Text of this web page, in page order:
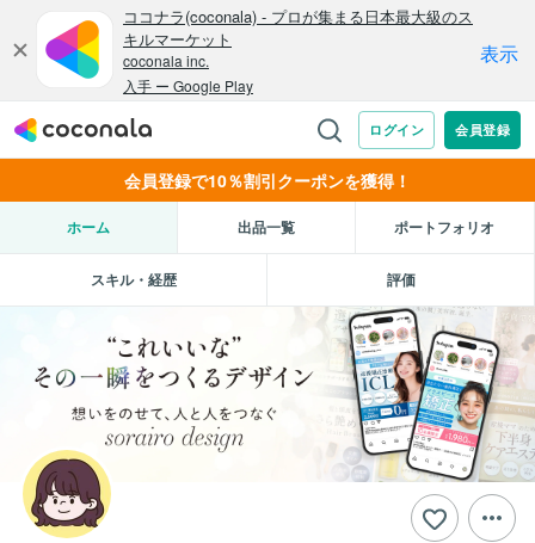
会員登録で10％割引クーポンを獲得！
ホーム 出品一覧 ポートフォリオ
スキル・経歴 評価